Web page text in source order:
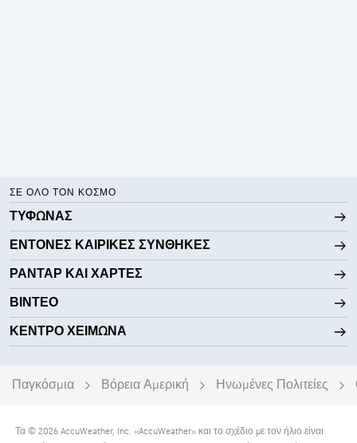
ΣΕ ΌΛΟ ΤΟΝ ΚΌΣΜΟ
ΤΥΦΏΝΑΣ
ΈΝΤΟΝΕΣ ΚΑΙΡΙΚΈΣ ΣΥΝΘΉΚΕΣ
ΡΑΝΤΆΡ ΚΑΙ ΧΆΡΤΕΣ
ΒΊΝΤΕΟ
ΚΈΝΤΡΟ ΧΕΙΜΏΝΑ
Παγκόσμια Βόρεια Αμερική Ηνωμένες Πολιτείες
Τα © 2026 AccuWeather, Inc. «AccuWeather» και το σχέδιο με τον ήλιο είναι